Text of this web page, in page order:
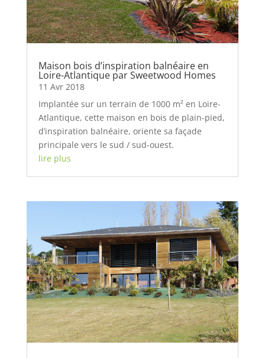
Maison bois d’inspiration balnéaire en
Loire-Atlantique par Sweetwood Homes
11 Avr 2018
Implantée sur un terrain de 1000 m² en Loire-
Atlantique, cette maison en bois de plain-pied,
d’inspiration balnéaire, oriente sa façade
principale vers le sud / sud-ouest.
lire plus